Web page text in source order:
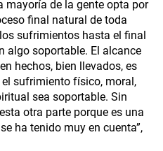
mayoría de la gente opta por
final natural de toda
sufrimientos hasta el final
algo soportable. El alcance
hechos, bien llevados, es
sufrimiento físico, moral,
sea soportable. Sin
otra parte porque es una
ha tenido muy en cuenta”,